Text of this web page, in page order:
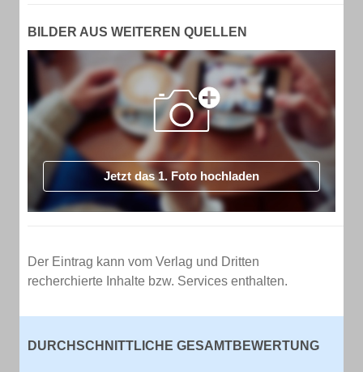
BILDER AUS WEITEREN QUELLEN
Jetzt das 1. Foto hochladen
Der Eintrag kann vom Verlag und Dritten
recherchierte Inhalte bzw. Services enthalten.
DURCHSCHNITTLICHE GESAMTBEWERTUNG